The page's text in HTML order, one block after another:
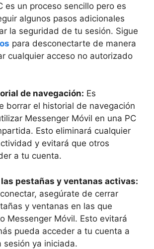
es un proceso sencillo pero es
algunos ⁢pasos adicionales
la seguridad de tu​ sesión. Sigue
para desconectarte de manera
cualquier acceso no ⁣autorizado
de​ navegación: Es
borrar⁢ el historial de navegación
Messenger Móvil en una ⁣PC
Esto‍ eliminará cualquier​
y evitará que otros
a tu cuenta.
pestañas ⁣y‍ ventanas ⁢activas:
asegúrate de ​cerrar
y‍ ventanas en las que
‌Messenger Móvil. Esto ⁢evitará
pueda‌ acceder​ a tu cuenta a
sesión ya iniciada.